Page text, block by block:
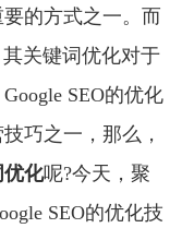
的方式之一。而
关键词优化对于
SEO的优化
巧之一，那么，
优化呢?今天，聚
SEO的优化技